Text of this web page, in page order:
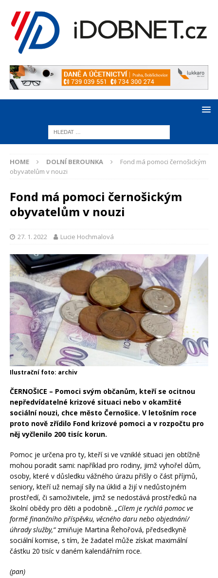
HOME DOLNÍ BEROUNKA
Fond má pomoci černošickým
obyvatelům v nouzi
Fond má pomoci černošickým
obyvatelům v nouzi
27. 1. 2022 Lucie Hochmalová
Ilustrační foto: archiv
ČERNOŠICE – Pomoci svým občanům, kteří se ocitnou
nepředvídatelné krizové situaci nebo v okamžité
sociální nouzi, chce město Černošice. V letošním roce
proto nově zřídilo Fond krizové pomoci a v rozpočtu pro
něj vyčlenilo 200 tisíc korun.
Pomoc je určena pro ty, kteří si ve vzniklé situaci jen obtížně
mohou poradit sami: například pro rodiny, jimž vyhořel dům,
osoby, které v důsledku vážného úrazu přišly o část příjmů,
seniory, kteří už nemají síly na úklid a žijí v nedůstojném
prostředí, či samoživitele, jimž se nedostává prostředků na
školní obědy pro děti a podobně. „Cílem je rychlá pomoc ve
formě finančního příspěvku, věcného daru nebo objednání/
úhrady služby,“zmiňuje Martina Řehořová, předsedkyně
sociální komise, s tím, že žadatel může získat maximální
částku 20 tisíc v daném kalendářním roce.
(pan)